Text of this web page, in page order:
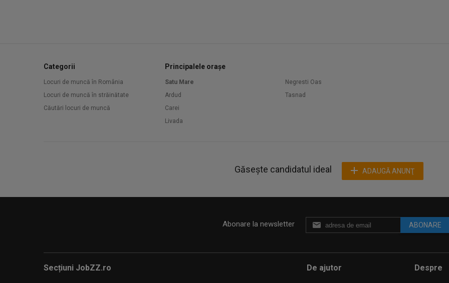
Categorii
Locuri de muncă în România
Locuri de muncă în străinătate
Căutări locuri de muncă
Principalele orașe
Satu Mare
Ardud
Carei
Livada
Negresti Oas
Tasnad
Găsește candidatul ideal ADAUGĂ ANUNŢ
Abonare la newsletter ABONARE
Secțiuni JobZZ.ro De ajutor Despre